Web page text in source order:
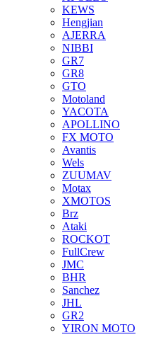
KEWS
Hengjian
AJERRA
NIBBI
GR7
GR8
GTO
Motoland
YACOTA
APOLLINO
FX MOTO
Avantis
Wels
ZUUMAV
Motax
XMOTOS
Brz
Ataki
ROCKOT
FullCrew
JMC
BHR
Sanchez
JHL
GR2
YIRON MOTO